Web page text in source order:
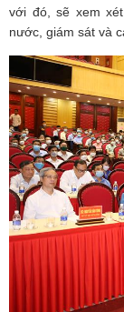
với đó, sẽ xem
nước, giám sát và